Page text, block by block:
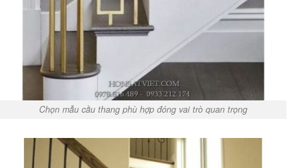
Chọn mẫu cầu thang phù hợp đóng vai trò quan trọng